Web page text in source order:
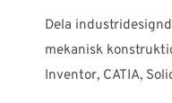
Dela
mekanisk
Inventor, CATIA,